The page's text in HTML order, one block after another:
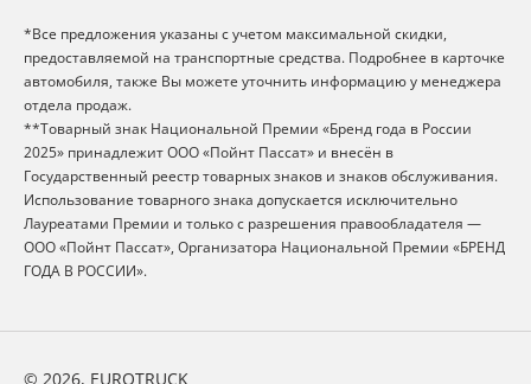
*Все предложения указаны с учетом максимальной скидки,
предоставляемой на транспортные средства. Подробнее в карточке
автомобиля, также Вы можете уточнить информацию у менеджера
отдела продаж.
**Товарный знак Национальной Премии «Бренд года в России
2025» принадлежит ООО «Пойнт Пассат» и внесён в
Государственный реестр товарных знаков и знаков обслуживания.
Использование товарного знака допускается исключительно
Лауреатами Премии и только с разрешения правообладателя —
ООО «Пойнт Пассат», Организатора Национальной Премии «БРЕНД
ГОДА В РОССИИ».
© 2026, EUROTRUCK